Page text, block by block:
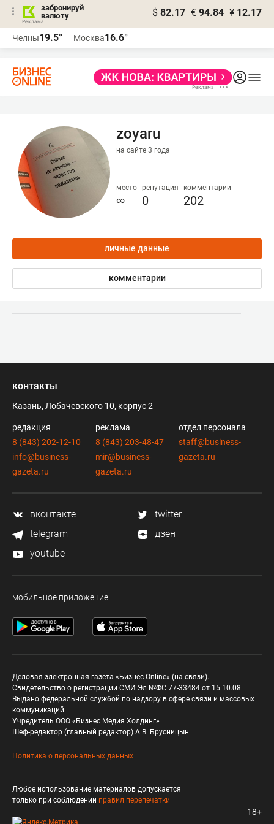
забронируй
валюту
$ 82.17 € 94.84 ¥ 12.17
Челны19.5° Москва16.6°
zoyaru
на сайте 3 года
место
∞
репутация
0
комментарии
202
личные данные
комментарии
контакты
Казань, Лобачевского 10, корпус 2
редакция
8 (843) 202-12-10
info@business-
gazeta.ru
реклама
8 (843) 203-48-47
mir@business-
gazeta.ru
отдел персонала
staff@business-
gazeta.ru
вконтакте
twitter
telegram
дзен
youtube
мобильное приложение
Деловая электронная газета «Бизнес Online» (на связи).
Свидетельство о регистрации СМИ Эл №ФС 77-33484 от 15.10.08.
Выдано федеральной службой по надзору в сфере связи и массовых
коммуникаций.
Учредитель ООО «Бизнес Медия Холдинг»
Шеф-редактор (главный редактор) А.В. Брусницын
Политика о персональных данных
Любое использование материалов допускается
только при соблюдении правил перепечатки
18+